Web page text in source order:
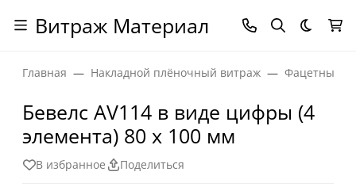
Витраж Материал Темная
Главная Накладной плёночный витраж Фацетные
Бевелс AV114 в виде цифры (4
элемента) 80 х 100 мм
В избранное Поделиться